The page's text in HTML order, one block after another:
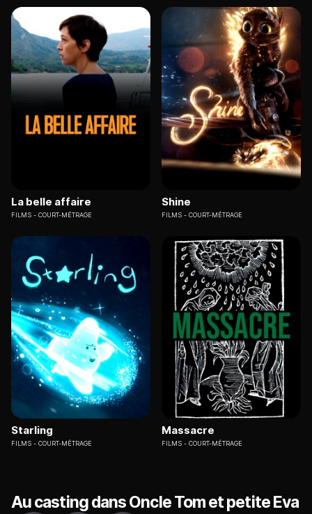
La belle affaire
FILMS COURT-MÉTRAGE
Shine
FILMS COURT-MÉTRAGE
Starling
FILMS COURT-MÉTRAGE
Massacre
FILMS COURT-MÉTRAGE
Au casting dans Oncle Tom et petite Eva